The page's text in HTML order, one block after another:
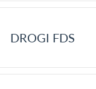
DROGI FDS